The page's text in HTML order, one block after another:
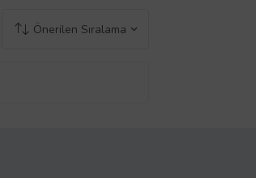
Önerilen Sıralama